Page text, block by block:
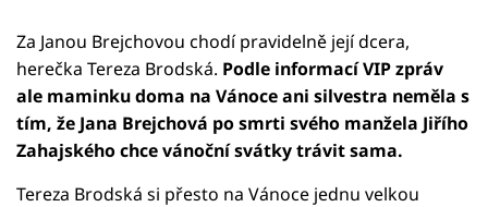
Za Janou Brejchovou chodí pravidelně její dcera,
herečka Tereza Brodská. Podle informací VIP zpráv
ale maminku doma na Vánoce ani silvestra neměla s
tím, že Jana Brejchová po smrti svého manžela Jiřího
Zahajského chce vánoční svátky trávit sama.
Tereza Brodská si přesto na Vánoce jednu velkou